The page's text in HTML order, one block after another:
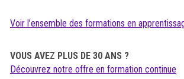
Voir l’ensemble des formations en
VOUS AVEZ PLUS DE 30 ANS ?
Découvrez notre offre en formation continue